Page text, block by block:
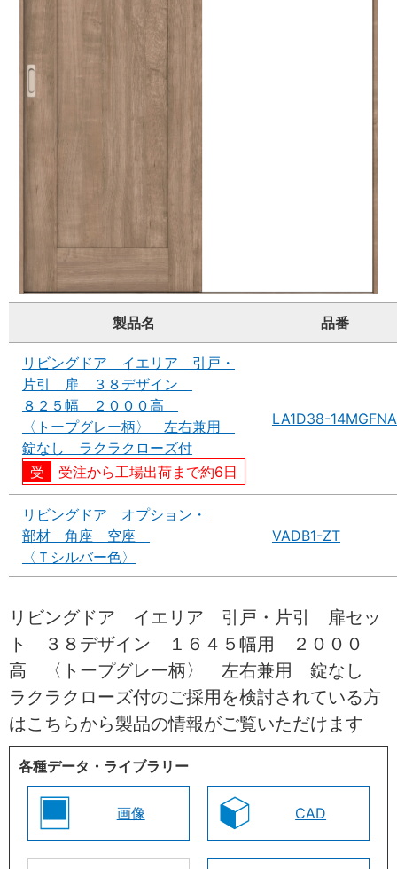
製品名 品番
リビングドア イエリア 引戸・
片引 扉 ３８デザイン
８２５幅 ２０００高
〈トープグレー柄〉 左右兼用
錠なし ラクラクローズ付
受注から工場出荷まで約6日
LA1D38-14MGFNA
リビングドア オプション・
部材 角座 空座
〈Ｔシルバー色〉
VADB1-ZT
リビングドア イエリア 引戸・片引 扉セッ
ト ３８デザイン １６４５幅用 ２０００
高 〈トープグレー柄〉 左右兼用 錠なし
ラクラクローズ付のご採用を検討されている方
はこちらから製品の情報がご覧いただけます
各種データ・ライブラリー
画像 CAD